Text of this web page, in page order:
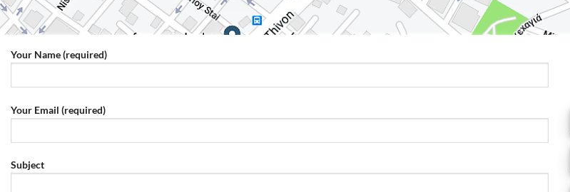
Your Name (required)
Your Email (required)
Subject